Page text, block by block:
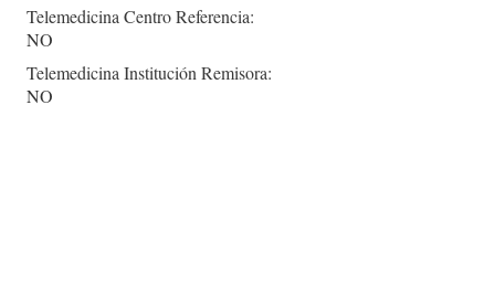
Telemedicina Centro Referencia:
NO
Telemedicina Institución Remisora:
NO